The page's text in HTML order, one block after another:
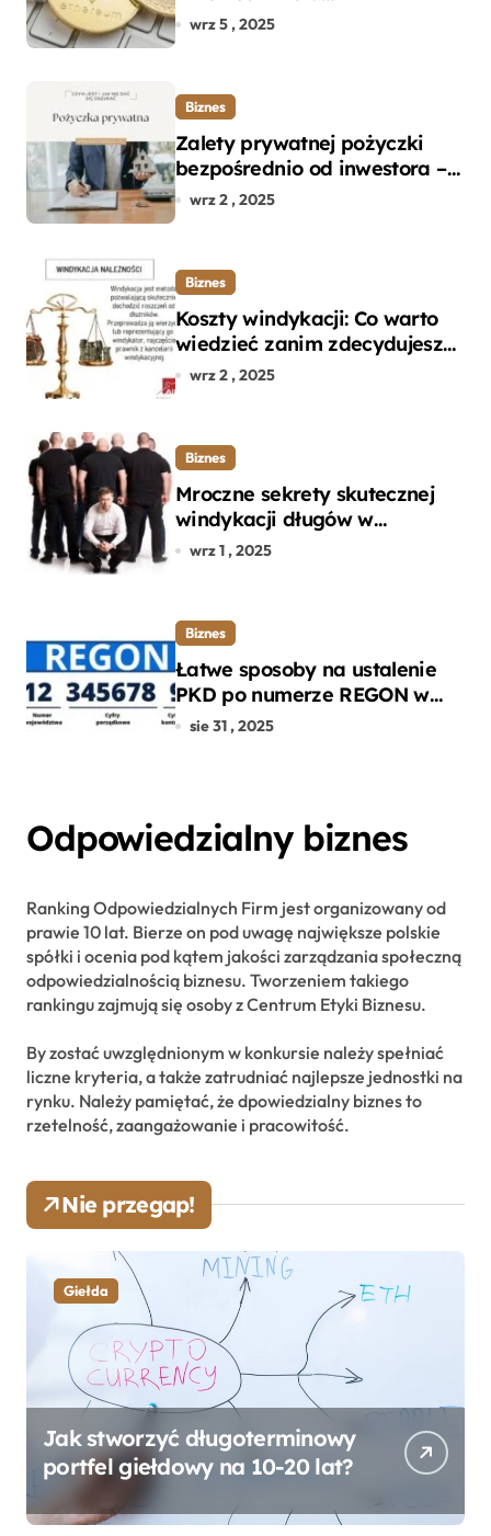
początkujących w zakupie
wrz 5 , 2025
Biznes
Zalety prywatnej pożyczki
bezpośrednio od inwestora –
dlaczego warto?
wrz 2 , 2025
Biznes
Koszty windykacji: Co warto
wiedzieć zanim zdecydujesz
się na odzyskanie długu?
wrz 2 , 2025
Biznes
Mroczne sekrety skutecznej
windykacji długów w
departamencie windykacji
wrz 1 , 2025
Biznes
Łatwe sposoby na ustalenie
PKD po numerze REGON w
kilku prostych krokach
sie 31 , 2025
Odpowiedzialny biznes
Ranking Odpowiedzialnych Firm jest organizowany od
prawie 10 lat. Bierze on pod uwagę największe polskie
spółki i ocenia pod kątem jakości zarządzania społeczną
odpowiedzialnością biznesu. Tworzeniem takiego
rankingu zajmują się osoby z Centrum Etyki Biznesu.
By zostać uwzględnionym w konkursie należy spełniać
liczne kryteria, a także zatrudniać najlepsze jednostki na
rynku. Należy pamiętać, że dpowiedzialny biznes to
rzetelność, zaangażowanie i pracowitość.
Nie przegap!
Giełda
Jak stworzyć długoterminowy
portfel giełdowy na 10-20 lat?